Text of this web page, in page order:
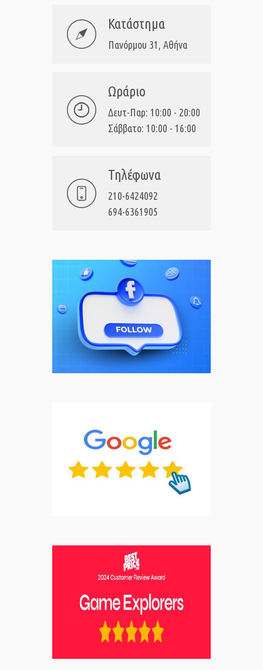
Κατάστημα
Πανόρμου 31, Αθήνα
Ωράριο
Δευτ-Παρ: 10:00 - 20:00
Σάββατο: 10:00 - 16:00
Τηλέφωνα
210-6424092
694-6361905